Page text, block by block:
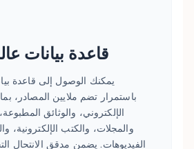
قاعدة بيانات
يمكنك الوصول إلى قاعدة
باستمرار تضم ملايين المصادر،
الإلكتروني، والوثائق
والمجلات، والكتب الإلكترونية،
الفيديوهات. يضمن مدقق الانتحال